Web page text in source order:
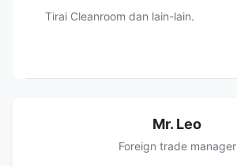
Tirai Cleanroom dan lain-lain.
Mr. Leo
Foreign trade manager